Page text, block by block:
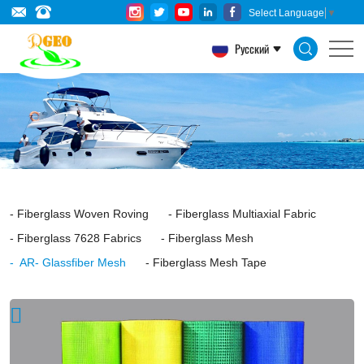
Select Language ▼
Русский
AR-
Glassfiber
Mesh
is
made
of
resistant
glass
fiber.
has
strong
Fiberglass Woven Roving
Fiberglass Multiaxial Fabric
Fiberglass 7628 Fabrics
Fiberglass Mesh
AR- Glassfiber Mesh
Fiberglass Mesh Tape